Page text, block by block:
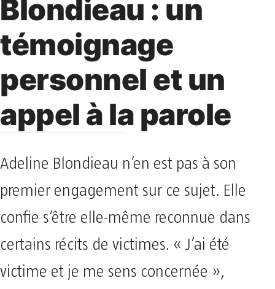
Blondieau : un
témoignage
personnel et un
appel à la parole
Adeline Blondieau n’en est pas à son
premier engagement sur ce sujet. Elle
confie s’être elle-même reconnue dans
certains récits de victimes. « J’ai été
victime et je me sens concernée »,